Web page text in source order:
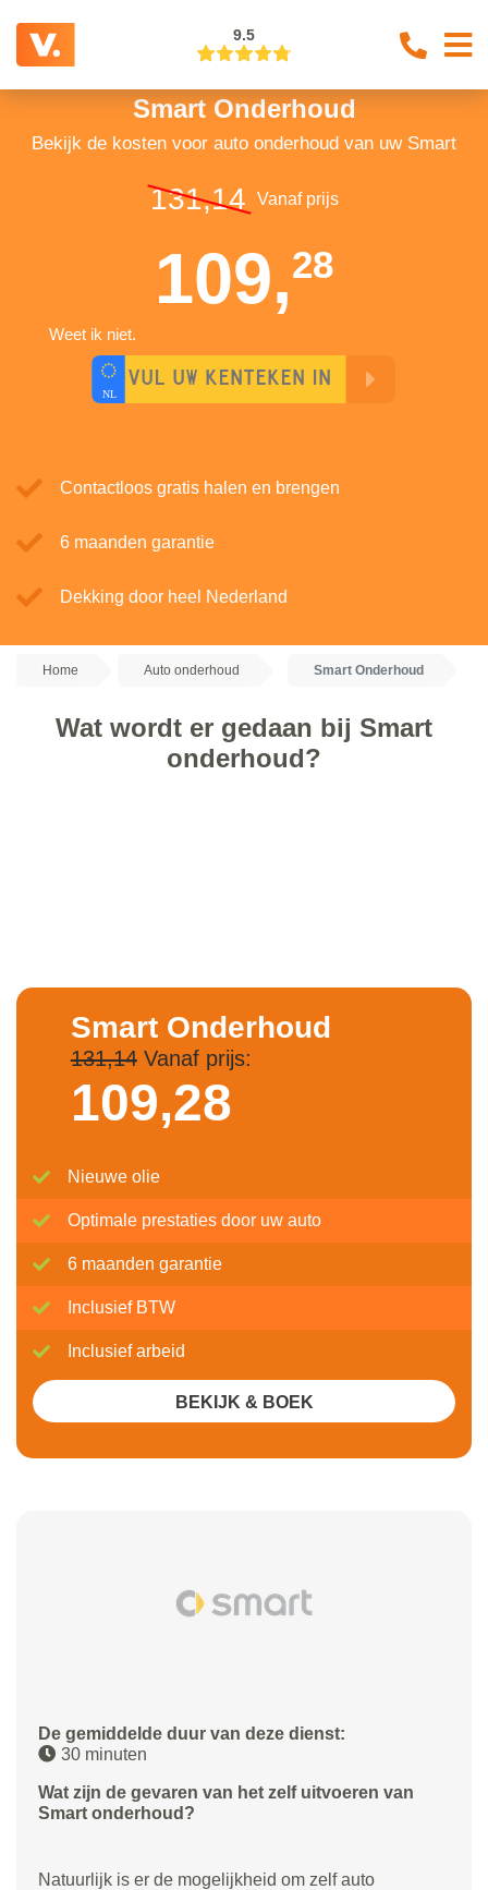
9.5
Smart Onderhoud
Bekijk de kosten voor auto onderhoud van uw Smart
131,14 Vanaf prijs
109,28
Weet ik niet.
Contactloos gratis halen en brengen
6 maanden garantie
Dekking door heel Nederland
Home Auto onderhoud Smart Onderhoud
Wat wordt er gedaan bij Smart
onderhoud?
De gemiddelde duur van deze dienst:
30 minuten
Wat zijn de gevaren van het zelf uitvoeren van
Smart onderhoud?
Natuurlijk is er de mogelijkheid om zelf auto
Smart Onderhoud
131,14Vanaf prijs:
109,28
Nieuwe olie
Optimale prestaties door uw auto
6 maanden garantie
Inclusief BTW
Inclusief arbeid
BEKIJK & BOEK